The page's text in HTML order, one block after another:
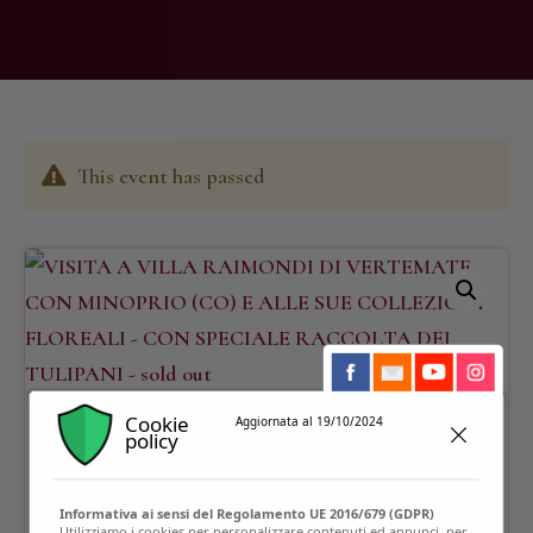
This event has passed
Cookie
policy
Aggiornata al 19/10/2024
Informativa ai sensi del Regolamento UE 2016/679 (GDPR)